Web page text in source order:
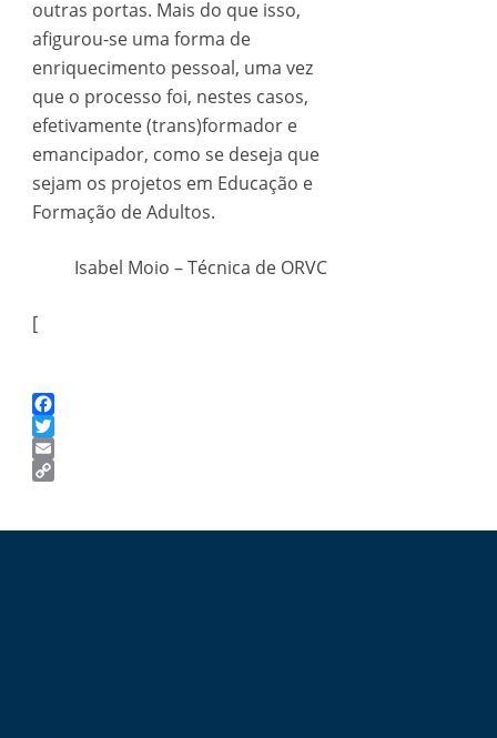
outras portas. Mais do que isso,
afigurou-se uma forma de
enriquecimento pessoal, uma vez
que o processo foi, nestes casos,
efetivamente (trans)formador e
emancipador, como se deseja que
sejam os projetos em Educação e
Formação de Adultos.
Isabel Moio – Técnica de ORVC
[
Facebook
Twitter
Email